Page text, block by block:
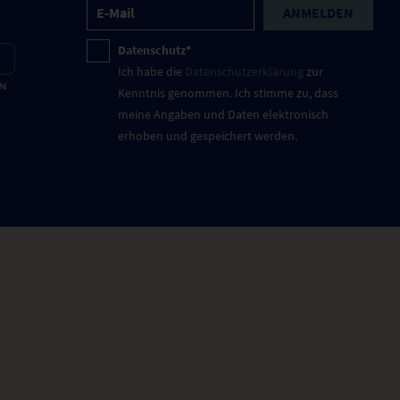
ANMELDEN
Datenschutz*
Ich habe die Datenschutzerklärung zur
Kenntnis genommen. Ich stimme zu, dass
meine Angaben und Daten elektronisch
erhoben und gespeichert werden.